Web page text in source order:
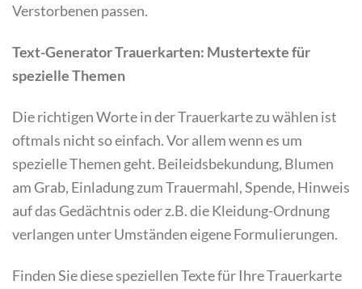
Verstorbenen passen.
Text-Generator Trauerkarten: Mustertexte für
spezielle Themen
Die richtigen Worte in der Trauerkarte zu wählen ist
oftmals nicht so einfach. Vor allem wenn es um
spezielle Themen geht. Beileidsbekundung, Blumen
am Grab, Einladung zum Trauermahl, Spende, Hinweis
auf das Gedächtnis oder z.B. die Kleidung-Ordnung
verlangen unter Umständen eigene Formulierungen.
Finden Sie diese speziellen Texte für Ihre Trauerkarte